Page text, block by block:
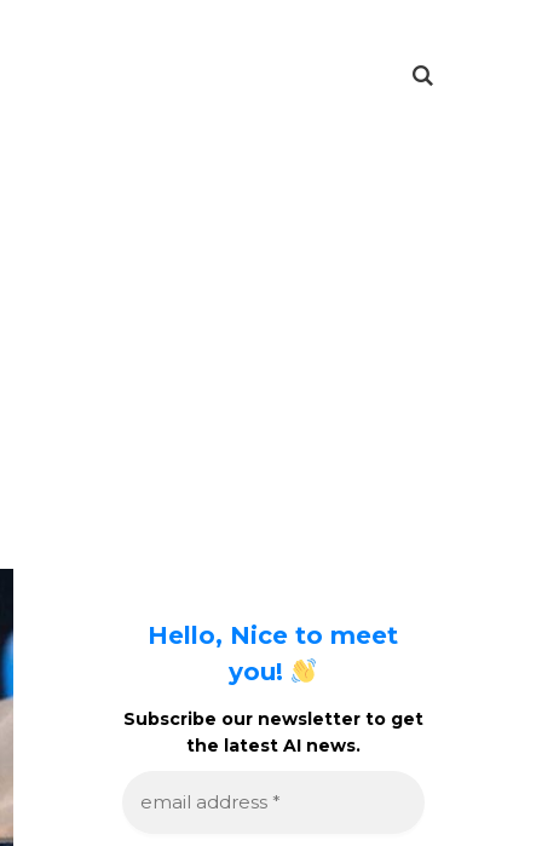
Hello, Nice to meet
you!
Subscribe our newsletter to get
the latest AI news.